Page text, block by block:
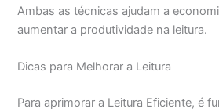
Ambas as técnicas ajudam a
aumentar a produtividade na leitura.
Dicas para Melhorar a Leitura
Para aprimorar a Leitura Eficiente, é